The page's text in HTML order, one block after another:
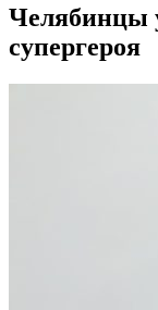
Челябинцы
супергероя